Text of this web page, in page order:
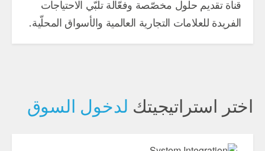
قناة تقديم حلول مخصّصة وفعّالة تلبّي الاحتياجات
الفريدة للعلامات التجارية العالمية والأسواق المحلّية.
اختر استراتيجيتك لدخول السوق